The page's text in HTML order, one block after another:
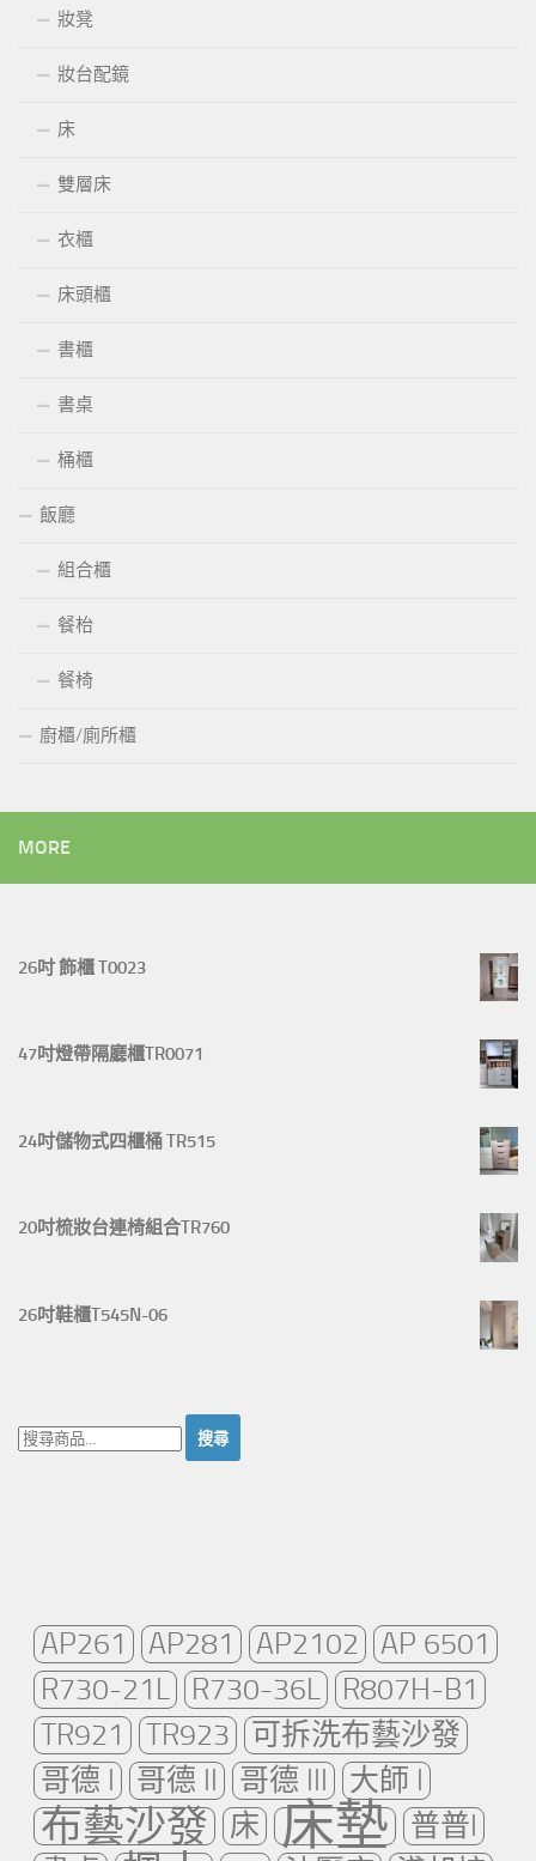
妝凳
妝台配鏡
床
雙層床
衣櫃
床頭櫃
書櫃
書桌
桶櫃
飯廳
組合櫃
餐枱
餐椅
廚櫃/廁所櫃
MORE
26吋 飾櫃 T0023
47吋燈帶隔廳櫃TR0071
24吋儲物式四櫃桶 TR515
20吋梳妝台連椅組合TR760
26吋鞋櫃T545N-06
搜
尋：
AP261 AP281 AP2102
AP 6501
R730-21L
R730-36L
R807H-B1
TR921
TR923
可拆洗布藝沙發
哥德 I
哥德 II 哥德 III 大師 I
布藝沙發 床 床墊
普普I